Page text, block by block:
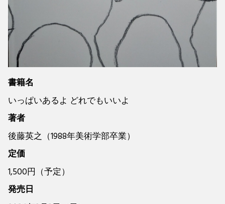
書籍名
いっぱいあるよ どれでもいいよ
著者
後藤英之（1988年美術学部卒業）
定価
1,500円（予定）
発売日